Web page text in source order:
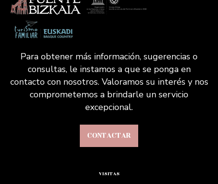
Para obtener más información, sugerencias o
consultas, le instamos a que se ponga en
contacto con nosotros. Valoramos su interés y nos
comprometemos a brindarle un servicio
excepcional.
CONTACTAR
VISITAS